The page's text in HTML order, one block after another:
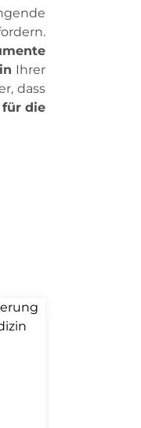
Ihrer
dass
die